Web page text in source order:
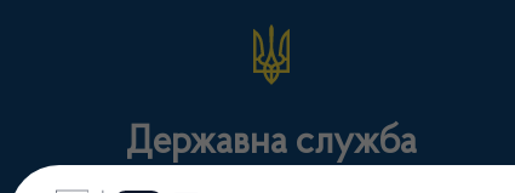
Державна служба